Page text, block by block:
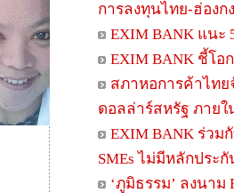
การลงทุนไทย-ฮ่องกง
EXIM BANK แนะ
EXIM BANK ชี้โอ
สภาหอการค้าไท
ดอลล่าร์สหรัฐ ภายใ
EXIM BANK ร่ว
SMEs ไม่มีหลักประ
‘ภูมิธรรม’ ลงนาม